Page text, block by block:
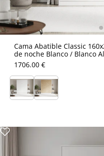
Cama Abatible Classic
de noche Blanco / Blanco
1706.00 €